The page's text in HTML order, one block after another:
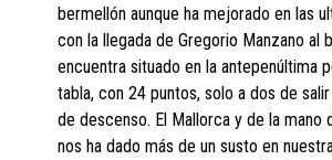
bermellón aunque ha mejorado en las
con la llegada de Gregorio Manzano al
encuentra situado en la antepenúltima
tabla, con 24 puntos, solo a dos de
de descenso. El Mallorca y de la mano
nos ha dado más de un susto en